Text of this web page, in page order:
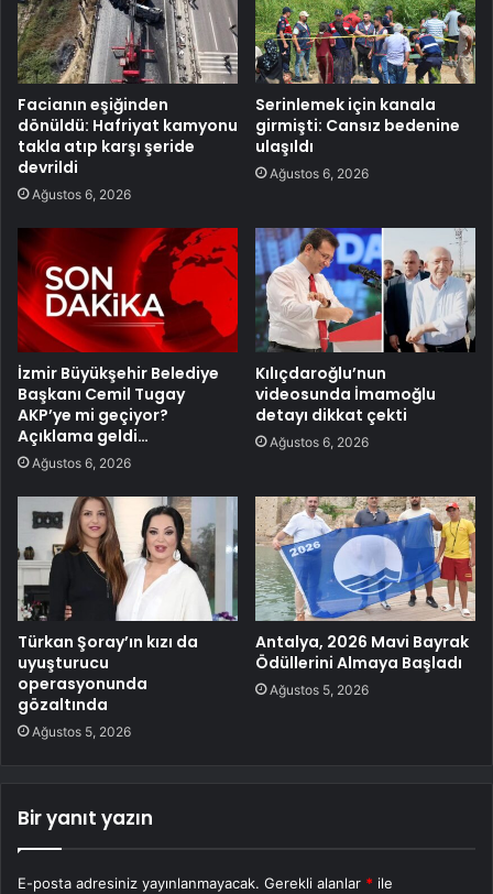
Facianın eşiğinden
dönüldü: Hafriyat kamyonu
takla atıp karşı şeride
devrildi
Ağustos 6, 2026
Serinlemek için kanala
girmişti: Cansız bedenine
ulaşıldı
Ağustos 6, 2026
İzmir Büyükşehir Belediye
Başkanı Cemil Tugay
AKP’ye mi geçiyor?
Açıklama geldi…
Ağustos 6, 2026
Kılıçdaroğlu’nun
videosunda İmamoğlu
detayı dikkat çekti
Ağustos 6, 2026
Türkan Şoray’ın kızı da
uyuşturucu
operasyonunda
gözaltında
Ağustos 5, 2026
Antalya, 2026 Mavi Bayrak
Ödüllerini Almaya Başladı
Ağustos 5, 2026
Bir yanıt yazın
E-posta adresiniz yayınlanmayacak. Gerekli alanlar * ile